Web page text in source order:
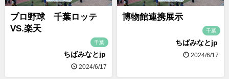
プロ野球 千葉ロッテ
VS.楽天
千葉
ちばみなとjp
2024/6/17
博物館連携展示
千葉
ちばみなとjp
2024/6/17